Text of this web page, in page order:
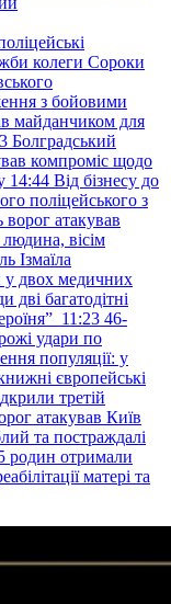
колеги Сороки
з бойовими
майданчиком для
Болградський
компроміс щодо
14:44 Від бізнесу до
поліцейського з
ворог атакував
вісім
Ізмаїла
двох медичних
дві багатодітні
11:23 46-
удари по
популяції: у
європейські
третій
атакував Київ
та постраждалі
родин отримали
матері та